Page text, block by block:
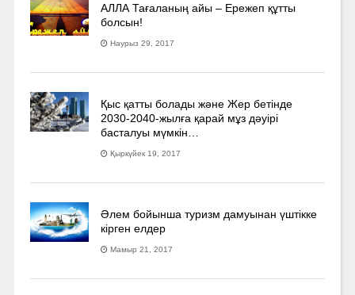
АЛЛА Тағаланың айы – Ережеп құтты
болсын!
Наурыз 29, 2017
Қыс қатты болады және Жер бетінде
2030-2040­-жылға қарай мұз дәуірі
басталуы мүмкін…
Қыркүйек 19, 2017
Әлем бойынша туризм дамуынан үштікке
кірген елдер
Мамыр 21, 2017